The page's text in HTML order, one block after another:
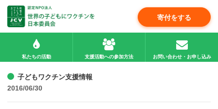
寄付をする
私たちの活動 支援活動への参加方法 お問い合わせ・お申し込み
子どもワクチン支援情報
2016/06/30